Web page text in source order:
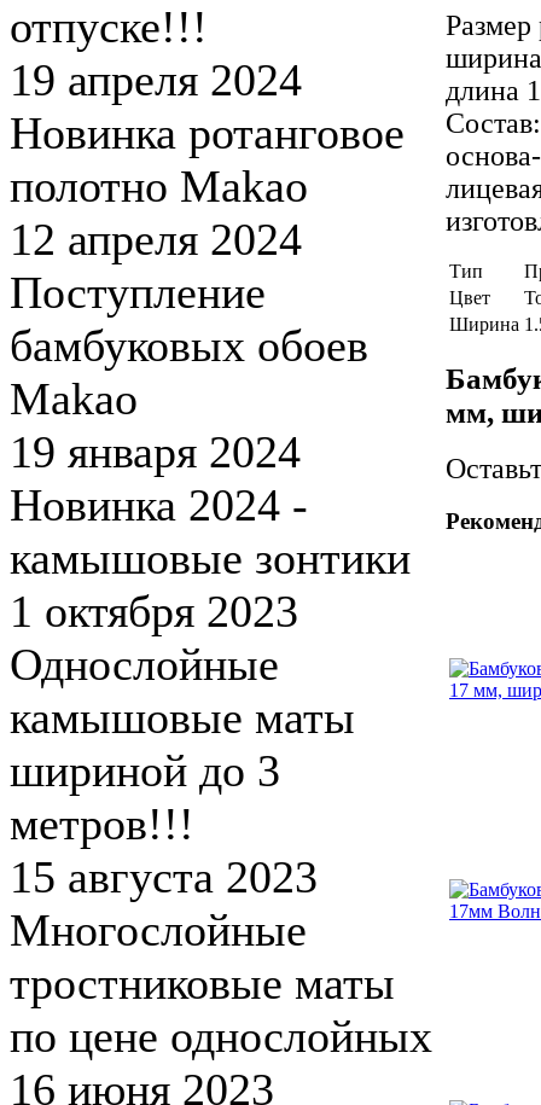
отпуске!!!
19 апреля 2024
Новинка ротанговое
полотно Makao
12 апреля 2024
Поступление
бамбуковых обоев
Makao
19 января 2024
Новинка 2024 -
камышовые зонтики
1 октября 2023
Однослойные
камышовые маты
шириной до 3
метров!!!
15 августа 2023
Многослойные
тростниковые маты
по цене однослойных
16 июня 2023
Размер
длина
Состав:
Тип
Цвет
Ширина
мм,